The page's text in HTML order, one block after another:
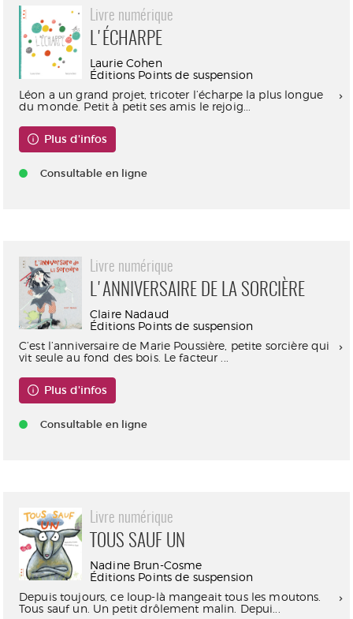
Livre numérique
L'ÉCHARPE
Laurie Cohen
Éditions Points de suspension
Léon a un grand projet, tricoter l’écharpe la plus longue
du monde. Petit à petit ses amis le rejoig...
Plus d'infos
Consultable en ligne
Livre numérique
L'ANNIVERSAIRE DE LA SORCIÈRE
Claire Nadaud
Éditions Points de suspension
C’est l’anniversaire de Marie Poussière, petite sorcière qui
vit seule au fond des bois. Le facteur ...
Plus d'infos
Consultable en ligne
Livre numérique
TOUS SAUF UN
Nadine Brun-Cosme
Éditions Points de suspension
Depuis toujours, ce loup-là mangeait tous les moutons.
Tous sauf un. Un petit drôlement malin. Depui...